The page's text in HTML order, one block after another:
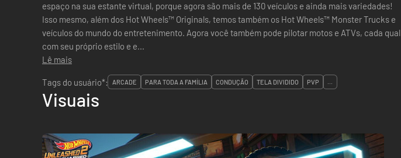
espaço na sua estante virtual, porque agora são mais de 130 veículos e ainda mais variedades!
Isso mesmo, além dos Hot Wheels™ Originals, temos também os Hot Wheels™ Monster Trucks e
veículos do mundo do entretenimento. Agora você também pode pilotar motos e ATVs, cada qual
com seu próprio estilo e e...
Lê mais
Tags do usuário*:
ARCADE PARA TODA A FAMÍLIA CONDUÇÃO TELA DIVIDIDO PVP ...
Visuais